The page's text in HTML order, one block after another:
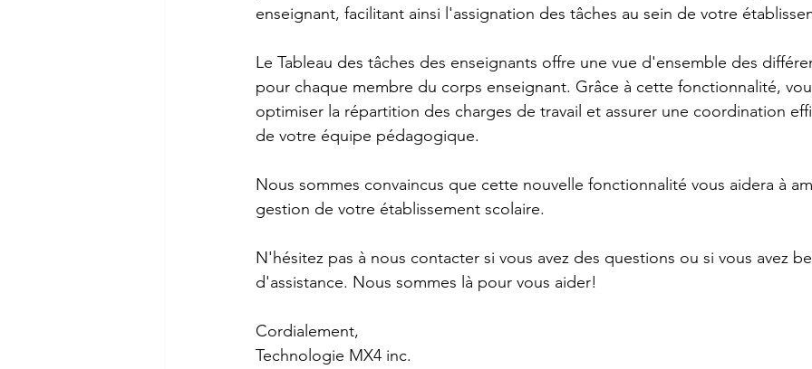
enseignant, facilitant ainsi l'assignation des tâches au sein de votre
Le Tableau des tâches des enseignants offre une vue d'ensemble des
pour chaque membre du corps enseignant. Grâce à cette fonctionnalité,
optimiser la répartition des charges de travail et assurer une coordination
de votre équipe pédagogique.
Nous sommes convaincus que cette nouvelle fonctionnalité vous aidera à
gestion de votre établissement scolaire.
N'hésitez pas à nous contacter si vous avez des questions ou si vous avez
d'assistance. Nous sommes là pour vous aider!
Cordialement,
Technologie MX4 inc.